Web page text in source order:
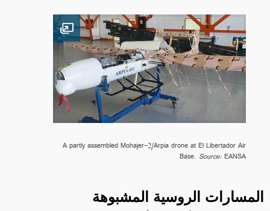
Open image
A partly assembled Mohajer-2/Arpia drone at El Libertador Air
Base. Source: EANSA
المسارات الروسية المشبوهة